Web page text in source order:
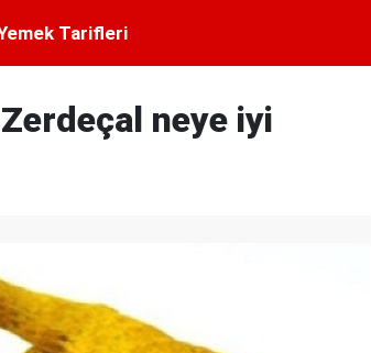
Tarifleri
neye iyi